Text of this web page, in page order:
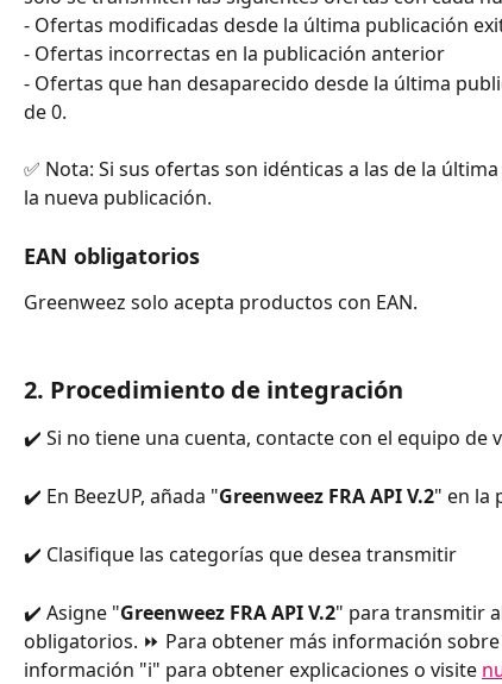
- Ofertas modificadas desde la última publicación
- Ofertas incorrectas en la publicación anterior
- Ofertas que han desaparecido desde la última
de 0.
✅ Nota: Si sus ofertas son idénticas a las de la
la nueva publicación.
EAN obligatorios
Greenweez solo acepta productos con EAN.
2. Procedimiento de integración
✔️ Si no tiene una cuenta, contacte con el equipo de
✔️ En BeezUP, añada "Greenweez FRA API V.2" en la
✔️ Clasifique las categorías que desea transmitir
✔️ Asigne "Greenweez FRA API V.2" para transmitir
obligatorios. ⏩ Para obtener más información
información "i" para obtener explicaciones o visite